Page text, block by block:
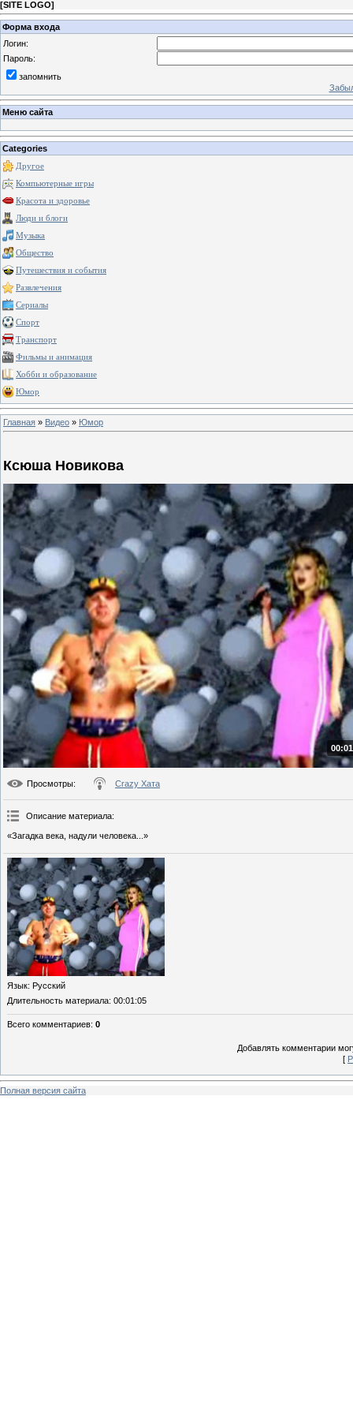
[SITE LOGO]
Форма входа
Логин:
Пароль:
запомнить
Меню сайта
Categories
Другое
Компьютерные игры
Красота и здоровье
Люди и блоги
Музыка
Общество
Путешествия и события
Развлечения
Сериалы
Спорт
Транспорт
Фильмы и анимация
Хобби и образование
Юмор
Главная » Видео » Юмор
Ксюша Новикова
Просмотры: Crazy Хата
Описание материала:
«Загадка века, надули человека...»
Язык: Русский
Длительность материала: 00:01:05
Всего комментариев: 0
Добавлять комментарии
[
Полная версия сайта